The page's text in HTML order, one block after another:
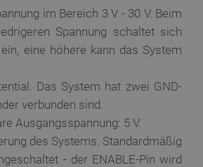
im Bereich 3 V - 30 V. Beim
Spannung schaltet sich
eine höhere kann das System
Das System hat zwei GND-
verbunden sind.
Ausgangsspannung: 5 V.
des Systems. Standardmäßig
- der ENABLE-Pin wird